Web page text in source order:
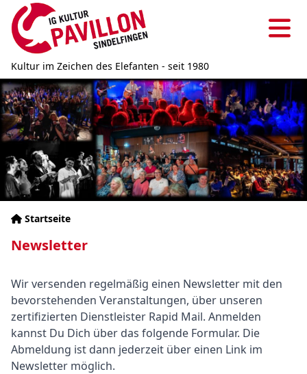
Direkt
zum
Inhalt
Kultur im Zeichen des Elefanten - seit 1980
Bild
Pfadnavigation
Startseite
Newsletter
Inhalt
Text
Wir versenden regelmäßig einen Newsletter mit den
bevorstehenden Veranstaltungen, über unseren
zertifizierten Dienstleister Rapid Mail. Anmelden
kannst Du Dich über das folgende Formular. Die
Abmeldung ist dann jederzeit über einen Link im
Newsletter möglich.